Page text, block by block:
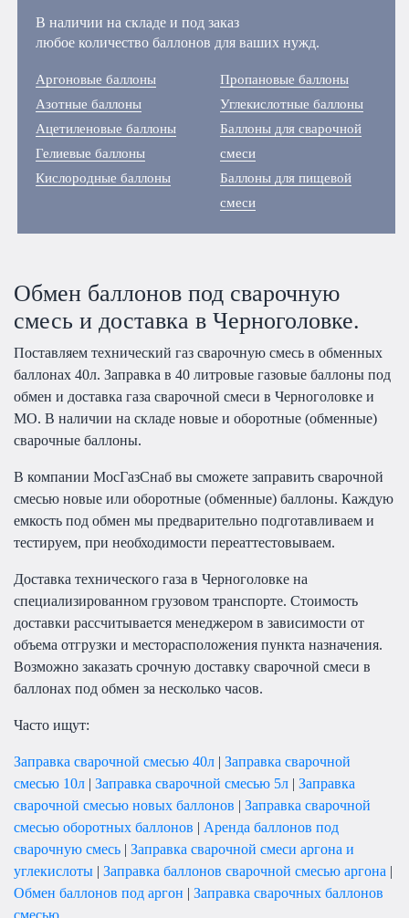
В наличии на складе и под заказ
любое количество баллонов для ваших нужд.
Аргоновые баллоны
Азотные баллоны
Ацетиленовые баллоны
Гелиевые баллоны
Кислородные баллоны
Пропановые баллоны
Углекислотные баллоны
Баллоны для сварочной
смеси
Баллоны для пищевой
смеси
Обмен баллонов под сварочную
смесь и доставка в Черноголовке.
Поставляем технический газ сварочную смесь в обменных
баллонах 40л. Заправка в 40 литровые газовые баллоны под
обмен и доставка газа сварочной смеси в Черноголовке и
МО. В наличии на складе новые и оборотные (обменные)
сварочные баллоны.
В компании МосГазСнаб вы сможете заправить сварочной
смесью новые или оборотные (обменные) баллоны. Каждую
емкость под обмен мы предварительно подготавливаем и
тестируем, при необходимости переаттестовываем.
Доставка технического газа в Черноголовке на
специализированном грузовом транспорте. Стоимость
доставки рассчитывается менеджером в зависимости от
объема отгрузки и месторасположения пункта назначения.
Возможно заказать срочную доставку сварочной смеси в
баллонах под обмен за несколько часов.
Часто ищут:
Заправка сварочной смесью 40л | Заправка сварочной
смесью 10л | Заправка сварочной смесью 5л | Заправка
сварочной смесью новых баллонов | Заправка сварочной
смесью оборотных баллонов | Аренда баллонов под
сварочную смесь | Заправка сварочной смеси аргона и
углекислоты | Заправка баллонов сварочной смесью аргона |
Обмен баллонов под аргон | Заправка сварочных баллонов